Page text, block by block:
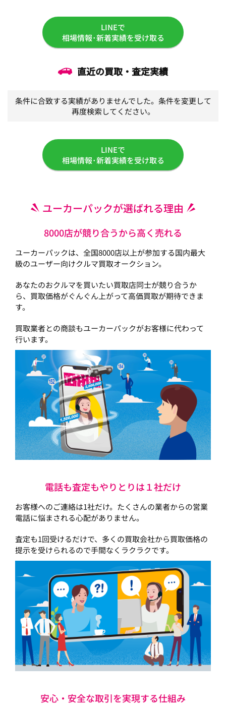
LINEで
相場情報･新着実績を受け取る
直近の買取・査定実績
条件に合致する実績がありませんでした。条件を変更して
再度検索してください。
LINEで
相場情報･新着実績を受け取る
ユーカーパックが選ばれる理由
8000店が競り合うから高く売れる
ユーカーパックは、全国8000店以上が参加する国内最大
級のユーザー向けクルマ買取オークション。
あなたのおクルマを買いたい買取店同士が競り合うか
ら、買取価格がぐんぐん上がって高価買取が期待できま
す。
買取業者との商談もユーカーパックがお客様に代わって
行います。
電話も査定もやりとりは１社だけ
お客様へのご連絡は1社だけ。たくさんの業者からの営業
電話に悩まされる心配がありません。
査定も1回受けるだけで、多くの買取会社から買取価格の
提示を受けられるので手間なくラクラクです。
安心・安全な取引を実現する仕組み